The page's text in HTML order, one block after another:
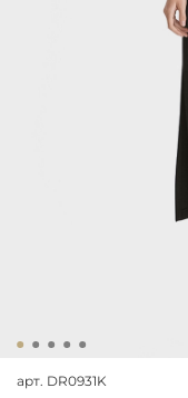
арт. DR0931K